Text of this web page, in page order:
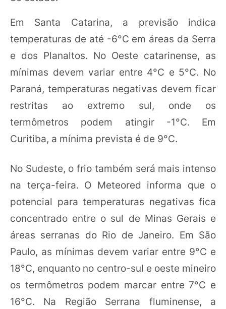
Em Santa Catarina, a previsão indica
temperaturas de até -6°C em áreas da Serra
e dos Planaltos. No Oeste catarinense, as
mínimas devem variar entre 4°C e 5°C. No
Paraná, temperaturas negativas devem ficar
restritas ao extremo sul, onde os
termômetros podem atingir -1°C. Em
Curitiba, a mínima prevista é de 9°C.
No Sudeste, o frio também será mais intenso
na terça-feira. O Meteored informa que o
potencial para temperaturas negativas fica
concentrado entre o sul de Minas Gerais e
áreas serranas do Rio de Janeiro. Em São
Paulo, as mínimas devem variar entre 9°C e
18°C, enquanto no centro-sul e oeste mineiro
os termômetros podem marcar entre 7°C e
16°C. Na Região Serrana fluminense, a